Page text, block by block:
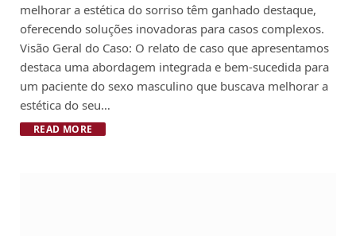
melhorar a estética do sorriso têm ganhado destaque,
oferecendo soluções inovadoras para casos complexos.
Visão Geral do Caso: O relato de caso que apresentamos
destaca uma abordagem integrada e bem-sucedida para
um paciente do sexo masculino que buscava melhorar a
estética do seu…
READ MORE